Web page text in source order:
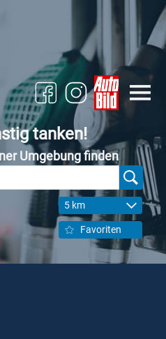
tanken!
Umgebung finden
5 km
Favoriten